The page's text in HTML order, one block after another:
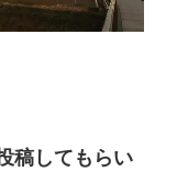
稿してもらい